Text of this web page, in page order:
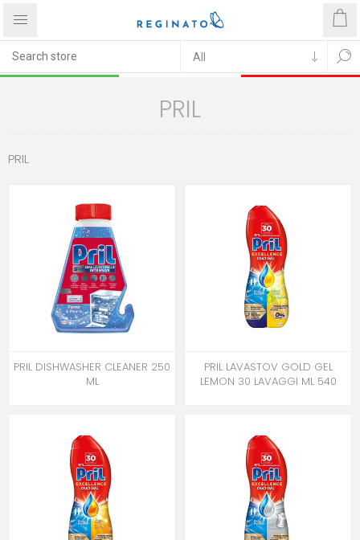
PRIL
PRIL
PRIL DISHWASHER CLEANER 250
ML
PRIL LAVASTOV GOLD GEL
LEMON 30 LAVAGGI ML 540